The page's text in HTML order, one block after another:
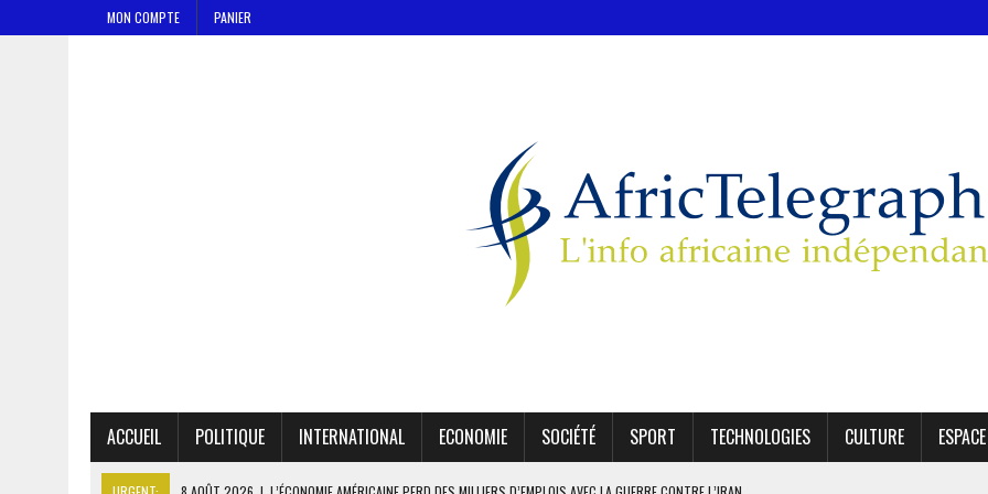
MON COMPTE PANIER
ACCUEIL POLITIQUE INTERNATIONAL ECONOMIE SOCIÉTÉ SPORT TECHNOLOGIES CULTURE